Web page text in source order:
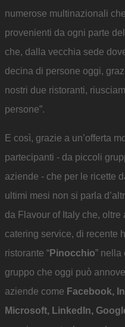
numerose multinazionali
provenienti da ogni parte
che, dalla vecchia sede
decina di persone oggi,
nostri due ristoranti,
persone”.
E così, grazie a un’offerta
partecipanti - da piccoli
aziende - che per le ricette
ultimi mesi non si parla
da Flavour of Italy che,
catering service, di recente
ristorante “Pinocchio” nella
gruppo che oggi può
aziende come Facebook,
Microsoft, LinkedIn,